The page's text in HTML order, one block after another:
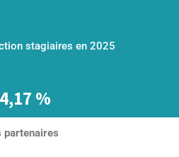
stagiaires en 2025
%
partenaires